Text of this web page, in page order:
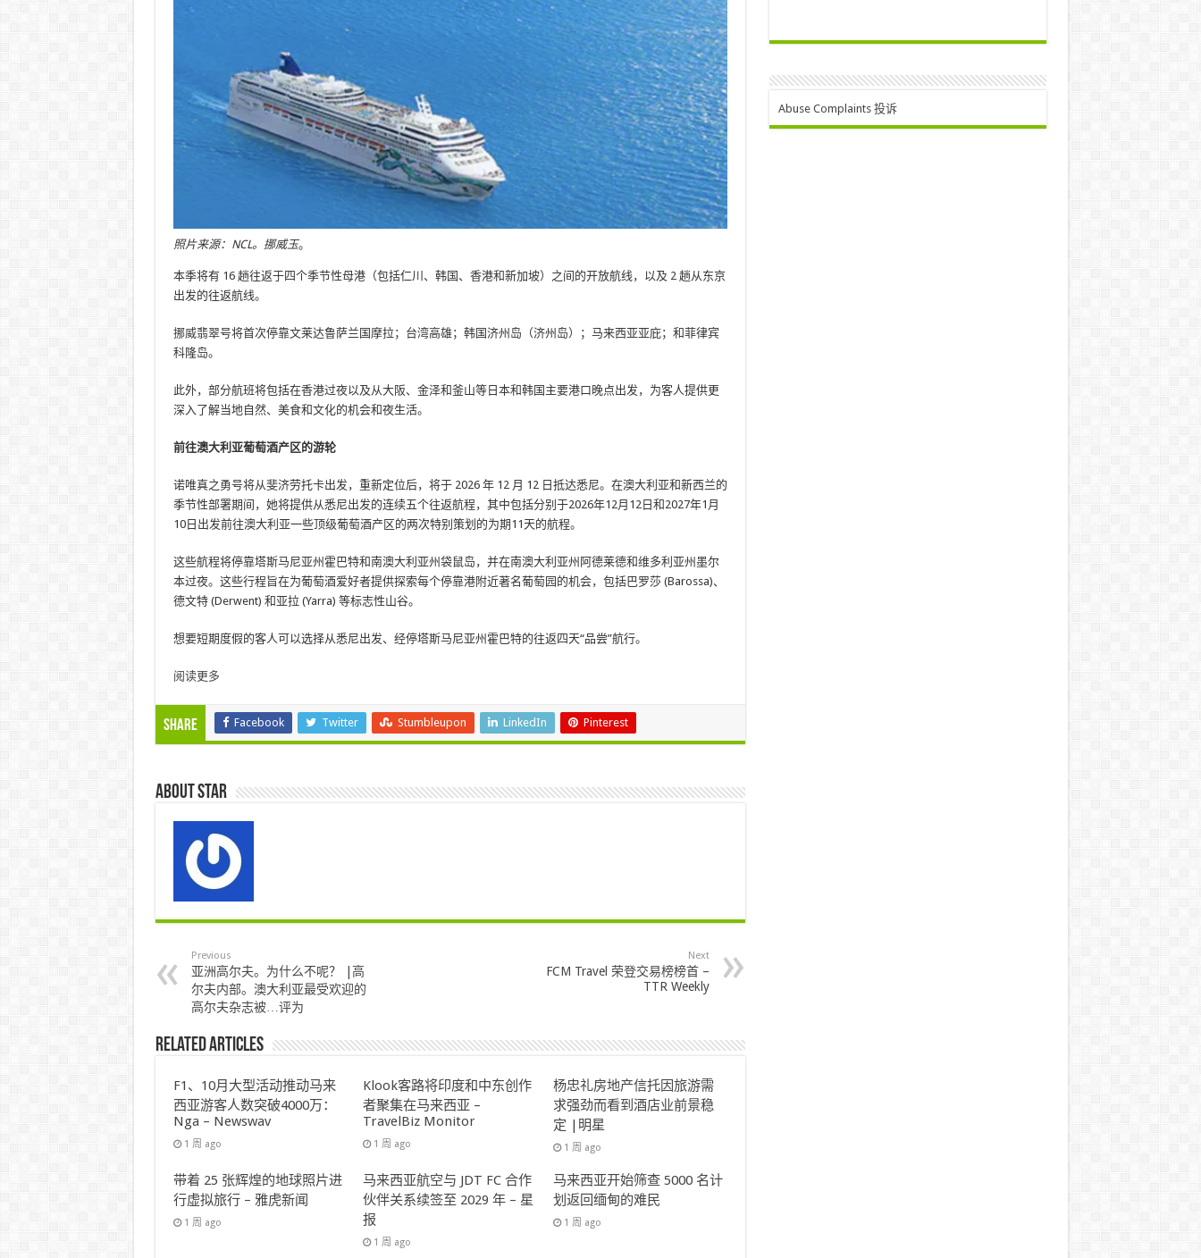
照片来源：NCL。挪威玉。
本季将有 16 趟往返于四个季节性母港（包括仁川、韩国、香港和新加坡）之间的开放航线，以及 2 趟从东京
出发的往返航线。
挪威翡翠号将首次停靠文莱达鲁萨兰国摩拉；台湾高雄；韩国济州岛（济州岛）；马来西亚亚庇；和菲律宾
科隆岛。
此外，部分航班将包括在香港过夜以及从大阪、金泽和釜山等日本和韩国主要港口晚点出发，为客人提供更
深入了解当地自然、美食和文化的机会和夜生活。
前往澳大利亚葡萄酒产区的游轮
诺唯真之勇号将从斐济劳托卡出发，重新定位后，将于 2026 年 12 月 12 日抵达悉尼。在澳大利亚和新西兰的
季节性部署期间，她将提供从悉尼出发的连续五个往返航程，其中包括分别于2026年12月12日和2027年1月
10日出发前往澳大利亚一些顶级葡萄酒产区的两次特别策划的为期11天的航程。
这些航程将停靠塔斯马尼亚州霍巴特和南澳大利亚州袋鼠岛，并在南澳大利亚州阿德莱德和维多利亚州墨尔
本过夜。这些行程旨在为葡萄酒爱好者提供探索每个停靠港附近著名葡萄园的机会，包括巴罗莎 (Barossa)、
德文特 (Derwent) 和亚拉 (Yarra) 等标志性山谷。
想要短期度假的客人可以选择从悉尼出发、经停塔斯马尼亚州霍巴特的往返四天“品尝”航行。
阅读更多
Share Facebook Twitter Stumbleupon LinkedIn Pinterest
About star
Previous
亚洲高尔夫。为什么不呢？ |高
尔夫内部。澳大利亚最受欢迎的
高尔夫杂志被…评为
Next
FCM Travel 荣登交易榜榜首 –
TTR Weekly
Related Articles
F1、10月大型活动推动马来
西亚游客人数突破4000万：
Nga – Newswav
1 周 ago
Klook客路将印度和中东创作
者聚集在马来西亚 –
TravelBiz Monitor
1 周 ago
杨忠礼房地产信托因旅游需
求强劲而看到酒店业前景稳
定 |明星
1 周 ago
带着 25 张辉煌的地球照片进
行虚拟旅行 – 雅虎新闻
1 周 ago
马来西亚航空与 JDT FC 合作
伙伴关系续签至 2029 年 – 星
报
1 周 ago
马来西亚开始筛查 5000 名计
划返回缅甸的难民
1 周 ago
Abuse Complaints 投诉